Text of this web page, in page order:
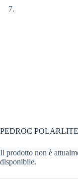
PEDROC
Il prodotto non è
disponibile.